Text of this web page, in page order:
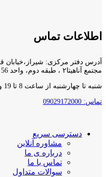
اطلاعات تماس
آدرس دفتر مرکزی:
مجتمع آناهیتا۲ ، طبقه دوم، واحد 56
شنبه تا چهارشنبه از ساعت 8 تا 19 و پنج شنبه ها 8 تا 2 بعد از ظهر
تماس: 09029172000
دسترسی سریع
مشاوره آنلاین
درباره ی ما
تماس با ما
سوالات متداول